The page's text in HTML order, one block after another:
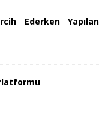
Ederken Yapılan